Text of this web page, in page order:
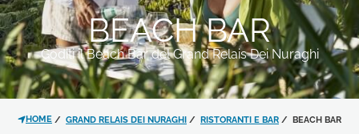
TELEFONO*
MESSAGGIO*
BEACH BAR
Goditi il Beach Bar del Grand Relais Dei Nuraghi
HOME GRAND RELAIS DEI NURAGHI RISTORANTI E BAR BEACH BAR